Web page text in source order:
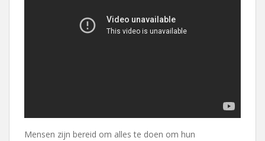
Mensen zijn bereid om alles te doen om hun